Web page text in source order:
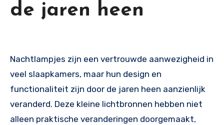
de jaren heen
Nachtlampjes zijn een vertrouwde aanwezigheid in
veel slaapkamers, maar hun design en
functionaliteit zijn door de jaren heen aanzienlijk
veranderd. Deze kleine lichtbronnen hebben niet
alleen praktische veranderingen doorgemaakt,